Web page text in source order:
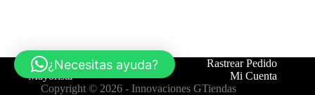
Tienda Contáctanos
Rastrear Pedido
Mayorista
Mi Cuenta
Copyright © 2026 - Innovaciones GTiendas
¿Necesitas ayuda?